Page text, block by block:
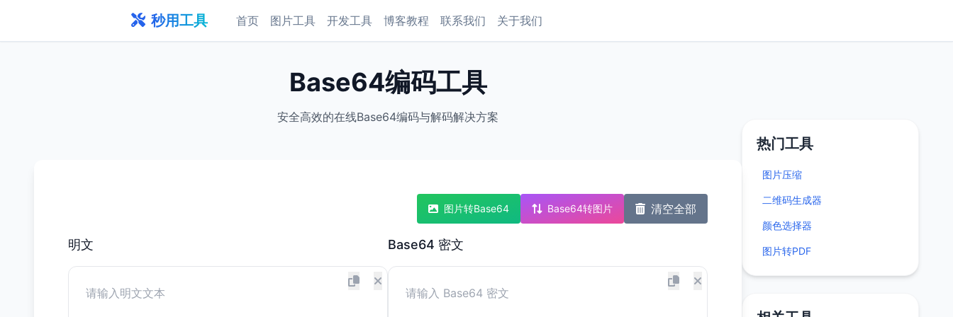
秒用工具 首页 图片工具 开发工具 博客教程 联系我们 关于我们
Base64编码工具
安全高效的在线Base64编码与解码解决方案
图片转Base64 Base64转图片 清空全部
明文 Base64 密文
热门工具
图片压缩
二维码生成器
颜色选择器
图片转PDF